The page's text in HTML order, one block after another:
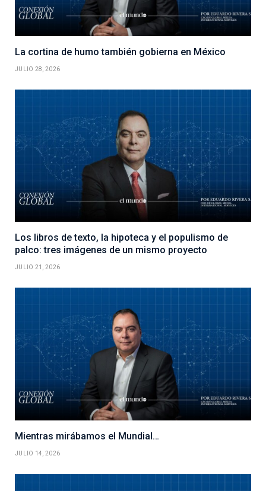
La cortina de humo también gobierna en México
JULIO 28, 2026
Los libros de texto, la hipoteca y el populismo de
palco: tres imágenes de un mismo proyecto
JULIO 21, 2026
Mientras mirábamos el Mundial…
JULIO 14, 2026